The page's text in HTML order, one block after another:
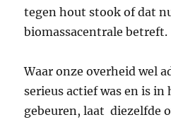
tegen hout stook of dat
biomassacentrale betreft.
Waar onze overheid wel
serieus actief was en is in
gebeuren, laat diezelfde